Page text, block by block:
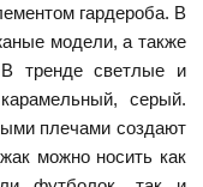
гардероба. В
модели, а также
В тренде светлые и
серый.
плечами создают
можно носить как